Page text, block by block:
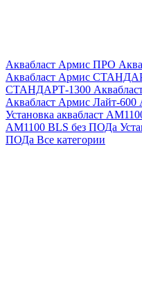
Аквабласт Армис ПРО
Аквабласт Армис
СТАНДАРТ-1300
Аквабласт Армис Лайт-600
Установка аквабласт
AM1100 BLS без ПОДа
ПОДа Все категории